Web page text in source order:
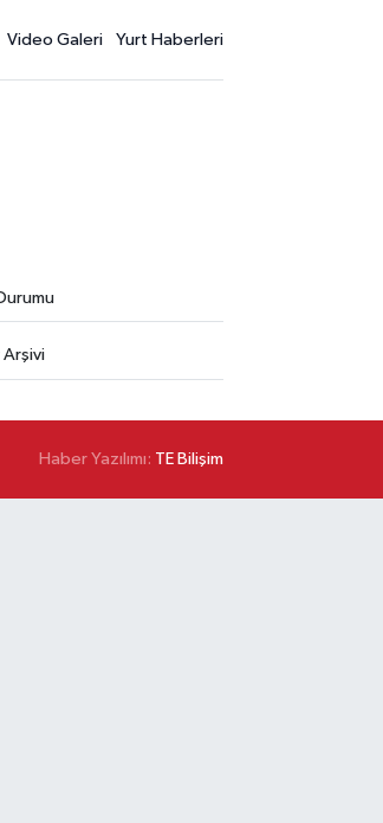
Video Galeri Yurt Haberleri
Arşivi
Haber Yazılımı: TE Bilişim